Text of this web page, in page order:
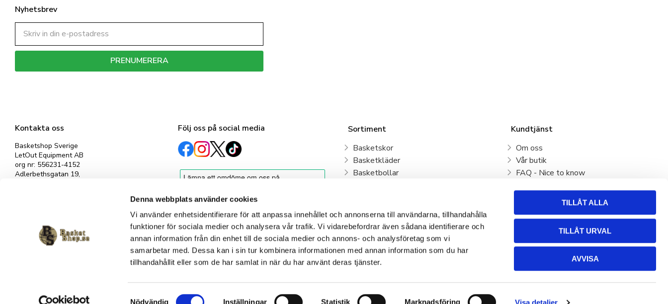
Denna webbplats använder cookies
Vi använder enhetsidentifierare för att anpassa innehållet och annonserna till användarna, tillhandahålla
funktioner för sociala medier och analysera vår trafik. Vi vidarebefordrar även sådana identifierare och
annan information från din enhet till de sociala medier och annons- och analysföretag som vi
samarbetar med. Dessa kan i sin tur kombinera informationen med annan information som du har
tillhandahållit eller som de har samlat in när du har använt deras tjänster.
Nödvändig Inställningar Statistik Marknadsföring Visa detaljer
TILLÅT ALLA
TILLÅT URVAL
AVVISA
Kontakta oss
Basketshop Sverige
LetOut Equipment AB
org nr: 556231-4152
Adlerbethsgatan 19,
Följ oss på social media
Sortiment
Basketskor
Basketkläder
Basketbollar
Basketryggsäckar
Våra klubbar
Klubbshop
Kundtjänst
Om oss
Vår butik
FAQ - Nice to know
Hur handlar jag?
Policy och cookies
Retur, byte och Reklamation
Nyhetsbrev
PRENUMERERA